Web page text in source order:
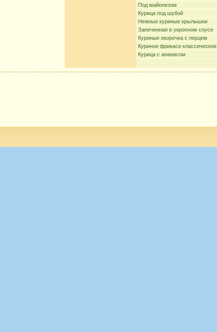
Под майонезом
Курица под шубой
Нежные куриные крылышки
Запеченная в укропном соусе
Куриные окорочка с перцем
Куриное фрикасе классическое
Курица с ананасом